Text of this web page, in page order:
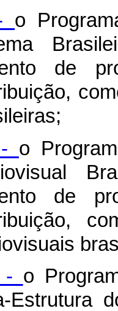
o
de
o
de
- o
Estrutura